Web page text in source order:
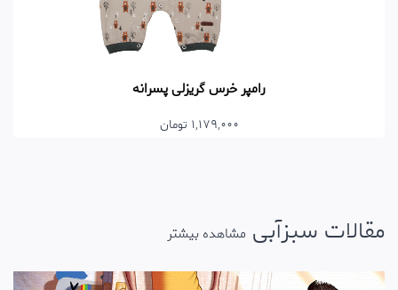
مقالات سبزآبی مشاهده بیشتر